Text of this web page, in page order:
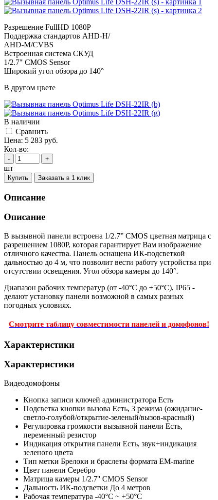
Разрешение FullHD 1080Р
Поддержка стандартов AHD-H/
AHD-M/CVBS
Встроенная система СКУД
1/2.7" CMOS Sensor
Широкий угол обзора до 140°
В другом цвете
В наличии
Cравнить
Цена: 5 283 руб.
Кол-во:
- +
шт
Купить Заказать в 1 клик
Описание
Описание
В вызывной панели встроена 1/2.7” CMOS цветная матрица с
разрешением 1080Р, которая гарантирует Вам изображение
отличного качества. Панель оснащена ИК-подсветкой
дальностью до 4 м, что позволит вести работу устройства при
отсутствии освещения. Угол обзора камеры до 140°.
Диапазон рабочих температур (от -40°С до +50°С), IP65 -
делают установку панели возможной в самых разных
погодных условиях.
Смотрите таблицу совместимости панелей и домофонов!
Характеристики
Характеристики
Видеодомофоны
Кнопка записи ключей администратора Есть
Подсветка кнопки вызова Есть, 3 режима (ожидание-
светло-голубой/открытие-зеленый/вызов-красный)
Регулировка громкости вызывной панели Есть,
переменный резистор
Индикация открытия панели Есть, звук+индикация
зеленого цвета
Тип метки Брелоки и браслеты формата EM-marine
Цвет панели Серебро
Матрица камеры 1/2.7'' CMOS Sensor
Дальность ИК-подсветки До 4 метров
Рабочая температура -40°С ~ +50°С